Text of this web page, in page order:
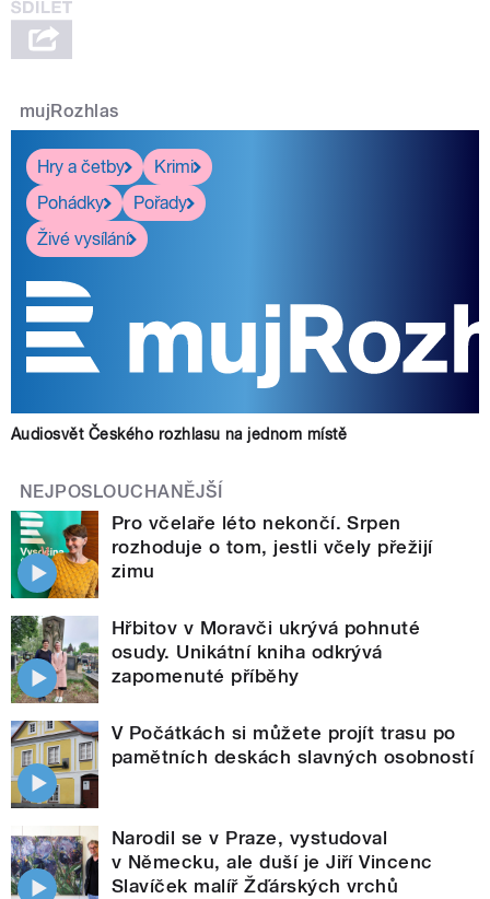
mujRozhlas
Hry a četby
Krimi
Pohádky
Pořady
Živé vysílání
Audiosvět Českého rozhlasu na jednom místě
NEJPOSLOUCHANĚJŠÍ
Pro včelaře léto nekončí. Srpen
rozhoduje o tom, jestli včely přežijí
zimu
Hřbitov v Moravči ukrývá pohnuté
osudy. Unikátní kniha odkrývá
zapomenuté příběhy
V Počátkách si můžete projít trasu po
pamětních deskách slavných osobností
Narodil se v Praze, vystudoval
v Německu, ale duší je Jiří Vincenc
Slavíček malíř Žďárských vrchů